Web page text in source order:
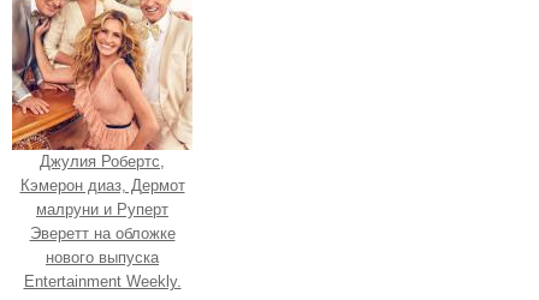
Джулия Робертс,
Кэмерон диаз, Дермот
малруни и Руперт
Эверетт на обложке
нового выпуска
Entertainment Weekly.